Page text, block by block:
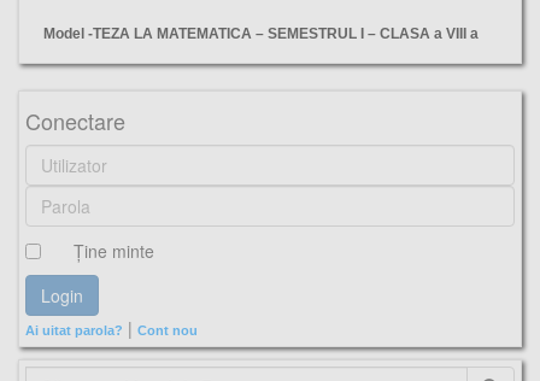
Model -TEZA LA MATEMATICA – SEMESTRUL I – CLASA a VIII a
Conectare
Ţine minte
Ai uitat parola? | Cont nou